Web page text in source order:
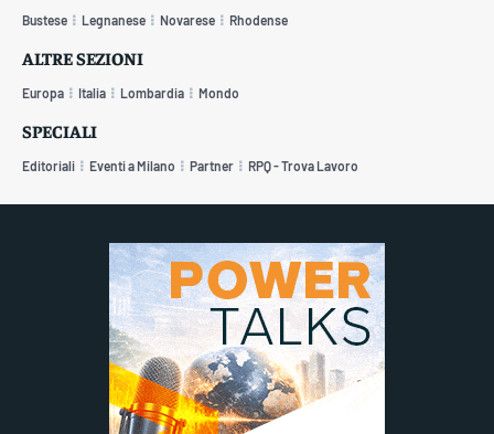
Bustese Legnanese Novarese Rhodense
ALTRE SEZIONI
Europa Italia Lombardia Mondo
SPECIALI
Editoriali Eventi a Milano Partner RPQ - Trova Lavoro